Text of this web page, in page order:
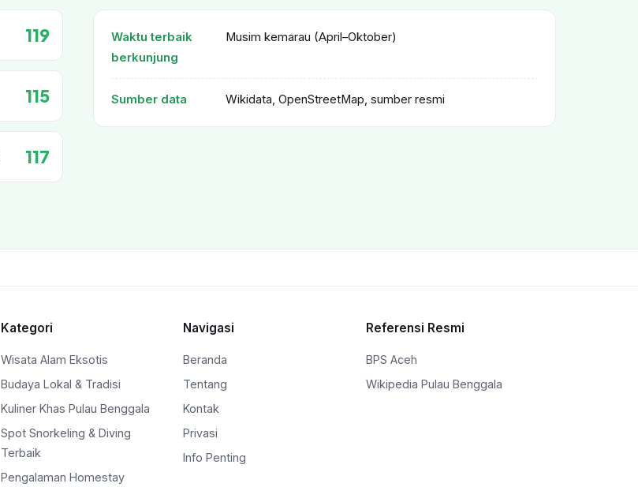
119
115
117
Waktu terbaik
berkunjung
Musim kemarau (April–Oktober)
Sumber data Wikidata, OpenStreetMap, sumber resmi
Kategori
Wisata Alam Eksotis
Budaya Lokal & Tradisi
Kuliner Khas Pulau Benggala
Spot Snorkeling & Diving
Terbaik
Pengalaman Homestay
Navigasi
Beranda
Tentang
Kontak
Privasi
Info Penting
Referensi Resmi
BPS Aceh
Wikipedia Pulau Benggala